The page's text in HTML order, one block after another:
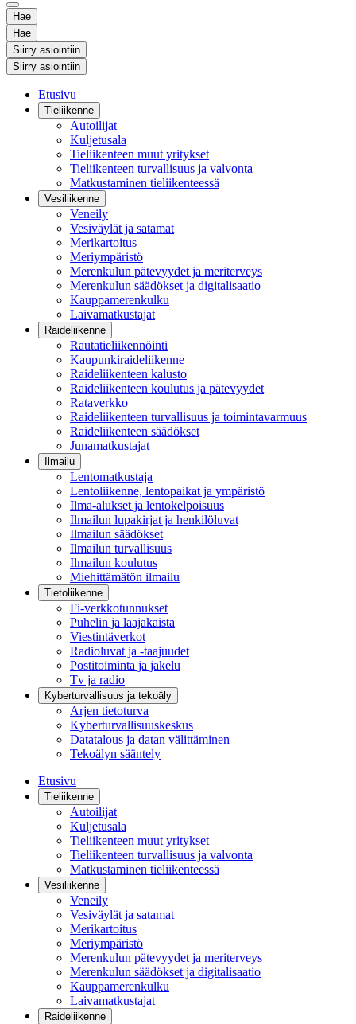
Hae
Hae
Siirry asiointiin
Siirry asiointiin
Etusivu
Tieliikenne
Autoilijat
Kuljetusala
Tieliikenteen muut yritykset
Tieliikenteen turvallisuus ja valvonta
Matkustaminen tieliikenteessä
Vesiliikenne
Veneily
Vesiväylät ja satamat
Merikartoitus
Meriympäristö
Merenkulun pätevyydet ja meriterveys
Merenkulun säädökset ja digitalisaatio
Kauppamerenkulku
Laivamatkustajat
Raideliikenne
Rautatieliikennöinti
Kaupunkiraideliikenne
Raideliikenteen kalusto
Raideliikenteen koulutus ja pätevyydet
Rataverkko
Raideliikenteen turvallisuus ja toimintavarmuus
Raideliikenteen säädökset
Junamatkustajat
Ilmailu
Lentomatkustaja
Lentoliikenne, lentopaikat ja ympäristö
Ilma-alukset ja lentokelpoisuus
Ilmailun lupakirjat ja henkilöluvat
Ilmailun säädökset
Ilmailun turvallisuus
Ilmailun koulutus
Miehittämätön ilmailu
Tietoliikenne
Fi-verkkotunnukset
Puhelin ja laajakaista
Viestintäverkot
Radioluvat ja -taajuudet
Postitoiminta ja jakelu
Tv ja radio
Kyberturvallisuus ja tekoäly
Arjen tietoturva
Kyberturvallisuuskeskus
Datatalous ja datan välittäminen
Tekoälyn sääntely
Etusivu
Tieliikenne
Autoilijat
Kuljetusala
Tieliikenteen muut yritykset
Tieliikenteen turvallisuus ja valvonta
Matkustaminen tieliikenteessä
Vesiliikenne
Veneily
Vesiväylät ja satamat
Merikartoitus
Meriympäristö
Merenkulun pätevyydet ja meriterveys
Merenkulun säädökset ja digitalisaatio
Kauppamerenkulku
Laivamatkustajat
Raideliikenne